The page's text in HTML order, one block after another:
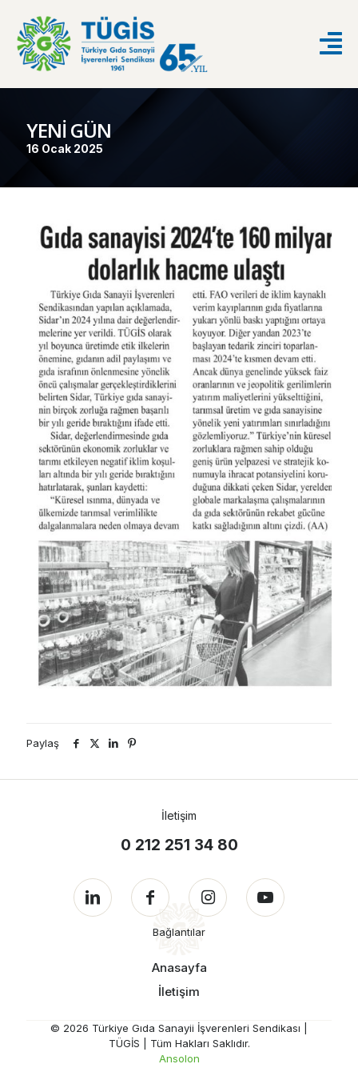
YENİ GÜN
16 Ocak 2025
Paylaş
İletişim
0 212 251 34 80
Bağlantılar
Anasayfa
İletişim
© 2026 Türkiye Gıda Sanayii İşverenleri Sendikası |
TÜGİS | Tüm Hakları Saklıdır.
Ansolon